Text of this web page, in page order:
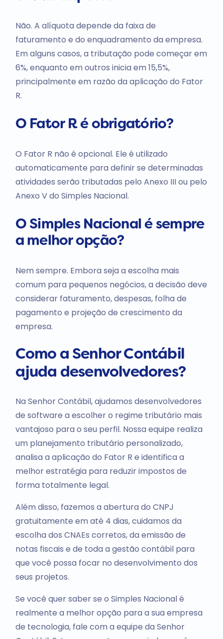
Não. A alíquota depende da faixa de
faturamento e do enquadramento da empresa.
Em alguns casos, a tributação pode começar em
6%, enquanto em outros inicia em 15,5%,
principalmente em razão da aplicação do Fator
R.
O Fator R é obrigatório?
O Fator R não é opcional. Ele é utilizado
automaticamente para definir se determinadas
atividades serão tributadas pelo Anexo III ou pelo
Anexo V do Simples Nacional.
O Simples Nacional é sempre
a melhor opção?
Nem sempre. Embora seja a escolha mais
comum para pequenos negócios, a decisão deve
considerar faturamento, despesas, folha de
pagamento e projeção de crescimento da
empresa.
Como a Senhor Contábil
ajuda desenvolvedores?
Na Senhor Contábil, ajudamos desenvolvedores
de software a escolher o regime tributário mais
vantajoso para o seu perfil. Nossa equipe realiza
um planejamento tributário personalizado,
analisa a aplicação do Fator R e identifica a
melhor estratégia para reduzir impostos de
forma totalmente legal.
Além disso, fazemos a abertura do CNPJ
gratuitamente em até 4 dias, cuidamos da
escolha dos CNAEs corretos, da emissão de
notas fiscais e de toda a gestão contábil para
que você possa focar no desenvolvimento dos
seus projetos.
Se você quer saber se o Simples Nacional é
realmente a melhor opção para a sua empresa
de tecnologia, fale com a equipe da Senhor